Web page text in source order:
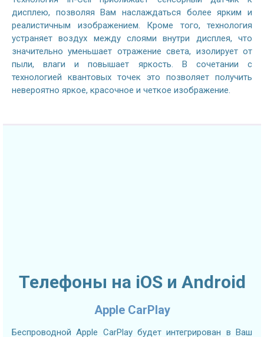
дисплею, позволяя Вам наслаждаться более ярким и
реалистичным изображением. Кроме того, технология
устраняет воздух между слоями внутри дисплея, что
значительно уменьшает отражение света, изолирует от
пыли, влаги и повышает яркость. В сочетании с
технологией квантовых точек это позволяет получить
невероятно яркое, красочное и четкое изображение.
Телефоны на iOS и Android
Apple CarPlay
Беспроводной Apple CarPlay будет интегрирован в Ваш